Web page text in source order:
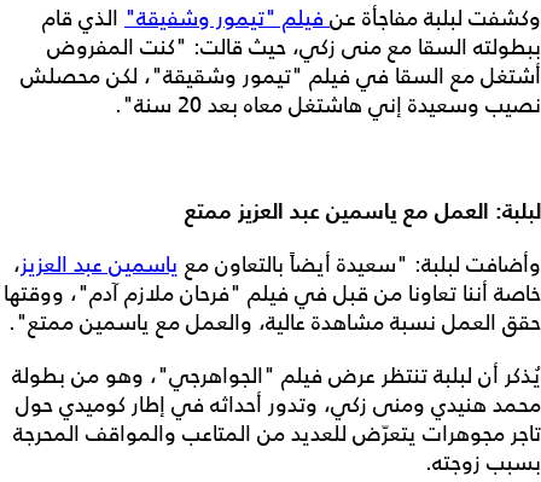
وكشفت لبلبة مفاجأة عنفيلم "تيمور وشفيقة" الذي قام
ببطولته السقا مع منى زكي، حيث قالت: "كنت المفروض
أشتغل مع السقا في فيلم "تيمور وشقيقة"، لكن محصلش
نصيب وسعيدة إني هاشتغل معاه بعد 20 سنة".
لبلبة: العمل مع ياسمين عبد العزيز ممتع
وأضافت لبلبة: "سعيدة أيضاً بالتعاون مع ياسمين عبد العزيز،
خاصة أننا تعاونا من قبل في فيلم "فرحان ملازم آدم"، ووقتها
حقق العمل نسبة مشاهدة عالية، والعمل مع ياسمين ممتع".
يُذكر أن لبلبة تنتظر عرض فيلم "الجواهرجي"، وهو من بطولة
محمد هنيدي ومنى زكي، وتدور أحداثه في إطار كوميدي حول
تاجر مجوهرات يتعرّض للعديد من المتاعب والمواقف المحرجة
بسبب زوجته.